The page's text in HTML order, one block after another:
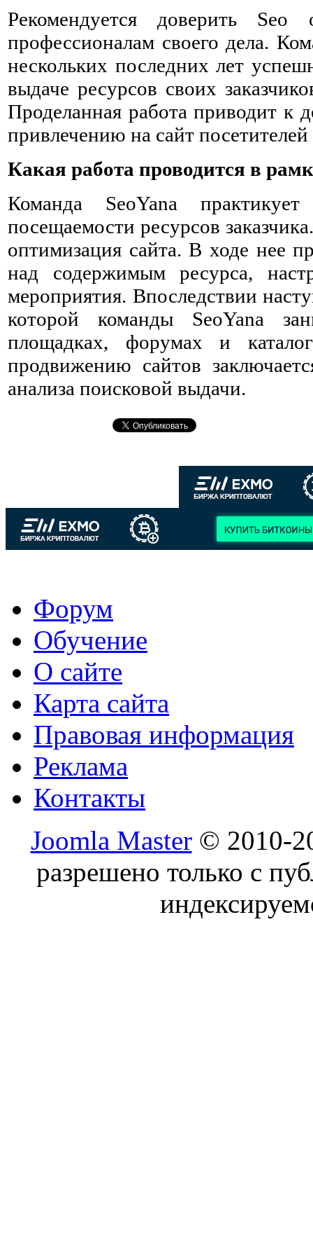
Рекомендуется доверить
профессионалам своего дела.
нескольких последних лет
выдаче ресурсов своих
Проделанная работа приводит к
привлечению на сайт
Какая работа проводится в
Команда SeoYana
посещаемости ресурсов
оптимизация сайта. В ходе нее
над содержимым ресурса,
мероприятия. Впоследствии
которой команды SeoYana
площадках, форумах и
продвижению сайтов
анализа поисковой выдачи.
Форум
Обучение
О сайте
Карта сайта
Правовая информация
Реклама
Контакты
Joomla Master© 2010-
разрешено только с